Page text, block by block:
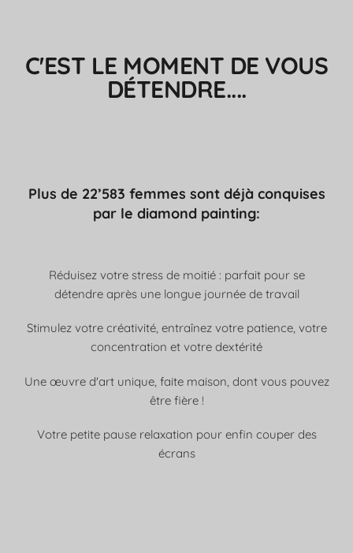
C'EST LE MOMENT DE VOUS
DÉTENDRE....
Plus de 22’583 femmes sont déjà conquises
par le diamond painting:
Réduisez votre stress de moitié : parfait pour se
détendre après une longue journée de travail
Stimulez votre créativité, entraînez votre patience, votre
concentration et votre dextérité
Une œuvre d'art unique, faite maison, dont vous pouvez
être fière !
Votre petite pause relaxation pour enfin couper des
écrans